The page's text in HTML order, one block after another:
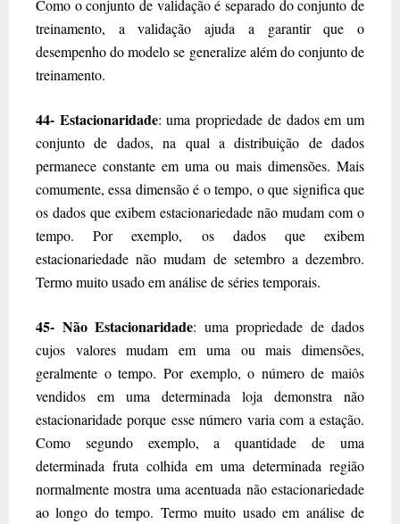
Como o conjunto de validação é separado do conjunto de
treinamento, a validação ajuda a garantir que o
desempenho do modelo se generalize além do conjunto de
treinamento.
44- Estacionaridade: uma propriedade de dados em um
conjunto de dados, na qual a distribuição de dados
permanece constante em uma ou mais dimensões. Mais
comumente, essa dimensão é o tempo, o que significa que
os dados que exibem estacionariedade não mudam com o
tempo. Por exemplo, os dados que exibem
estacionariedade não mudam de setembro a dezembro.
Termo muito usado em análise de séries temporais.
45- Não Estacionaridade: uma propriedade de dados
cujos valores mudam em uma ou mais dimensões,
geralmente o tempo. Por exemplo, o número de maiôs
vendidos em uma determinada loja demonstra não
estacionaridade porque esse número varia com a estação.
Como segundo exemplo, a quantidade de uma
determinada fruta colhida em uma determinada região
normalmente mostra uma acentuada não estacionariedade
ao longo do tempo. Termo muito usado em análise de